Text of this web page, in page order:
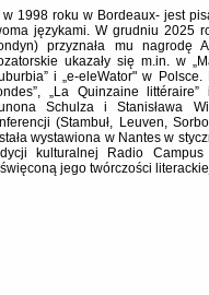
w 1998 roku w Bordeaux- jest
językami. W grudniu 2025
przyznała mu nagrodę
ukazały się m.in. w
i „e-eleWator" w
„La Quinzaine
Schulza i Stanisława
(Stambuł, Leuven,
wystawiona w Nantes w
kulturalnej Radio
jego twórczości